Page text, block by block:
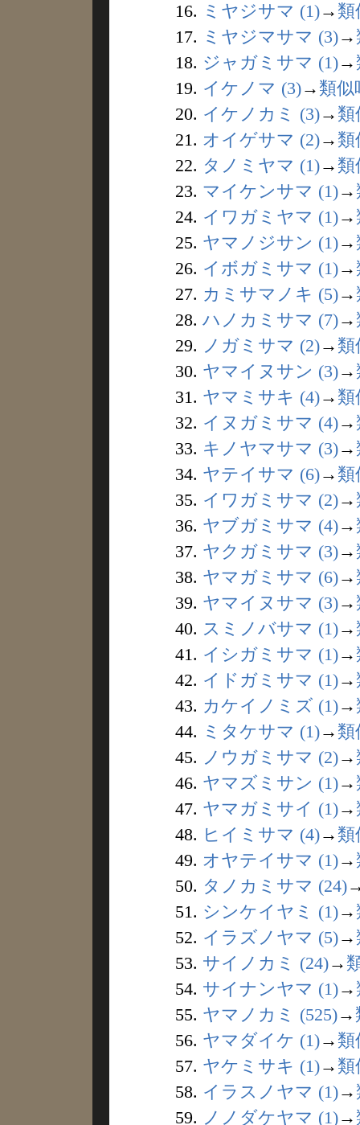
16. ミヤジサマ (1)→ 類
17. ミヤジマサマ (3)→
18. ジャガミサマ (1)→
19. イケノマ (3)→ 類似
20. イケノカミ (3)→ 類
21. オイゲサマ (2)→ 類
22. タノミヤマ (1)→ 類
23. マイケンサマ (1)→
24. イワガミヤマ (1)→
25. ヤマノジサン (1)→
26. イボガミサマ (1)→
27. カミサマノキ (5)→
28. ハノカミサマ (7)→
29. ノガミサマ (2)→ 類
30. ヤマイヌサン (3)→
31. ヤマミサキ (4)→ 類
32. イヌガミサマ (4)→
33. キノヤマサマ (3)→
34. ヤテイサマ (6)→ 類
35. イワガミサマ (2)→
36. ヤブガミサマ (4)→
37. ヤクガミサマ (3)→
38. ヤマガミサマ (6)→
39. ヤマイヌサマ (3)→
40. スミノバサマ (1)→
41. イシガミサマ (1)→
42. イドガミサマ (1)→
43. カケイノミズ (1)→
44. ミタケサマ (1)→ 類
45. ノウガミサマ (2)→
46. ヤマズミサン (1)→
47. ヤマガミサイ (1)→
48. ヒイミサマ (4)→ 類
49. オヤテイサマ (1)→
50. タノカミサマ (24)
51. シンケイヤミ (1)→
52. イラズノヤマ (5)→
53. サイノカミ (24)→
54. サイナンヤマ (1)→
55. ヤマノカミ (525)→
56. ヤマダイケ (1)→ 類
57. ヤケミサキ (1)→ 類
58. イラスノヤマ (1)→
59. ノノダケヤマ (1)→